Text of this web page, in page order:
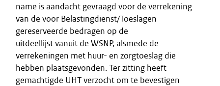
name is aandacht gevraagd voor de verrekening
van de voor Belastingdienst/Toeslagen
gereserveerde bedragen op de
uitdeellijst vanuit de WSNP, alsmede de
verrekeningen met huur- en zorgtoeslag die
hebben plaatsgevonden. Ter zitting heeft
gemachtigde UHT verzocht om te bevestigen